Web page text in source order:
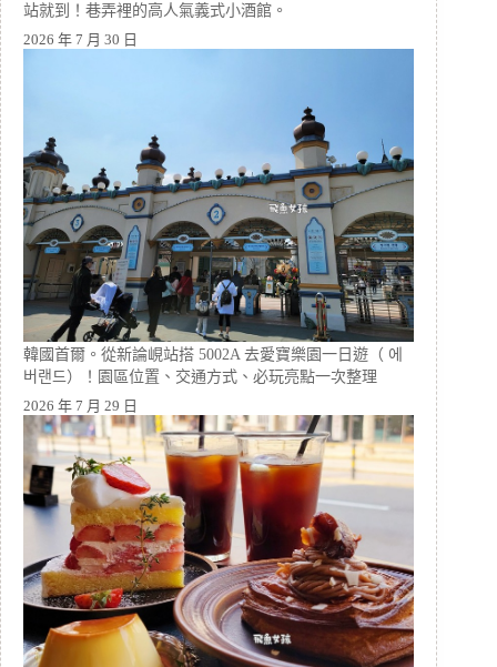
站就到！巷弄裡的高人氣義式小酒館。
2026 年 7 月 30 日
韓國首爾。從新論峴站搭 5002A 去愛寶樂園一日遊（ 에
버랜드）！園區位置、交通方式、必玩亮點一次整理
2026 年 7 月 29 日